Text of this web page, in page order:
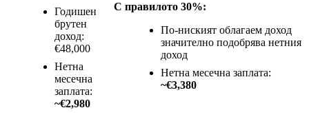
Годишен
брутен
доход:
€48,000
Нетна
месечна
заплата:
~€2,980
С правилото 30%:
По-ниският облагаем доход
значително подобрява нетния
доход
Нетна месечна заплата:
~€3,380